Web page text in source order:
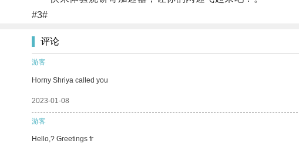
#3#
评论
游客
Horny Shriya called you
2023-01-08
游客
Hello,? Greetings fr